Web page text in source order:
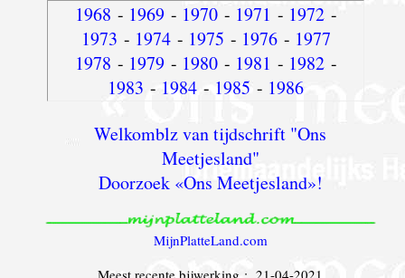
1968 - 1969- 1970- 1971 - 1972-
1973 - 1974- 1975 - 1976- 1977
1978 - 1979- 1980- 1981 - 1982-
1983 - 1984 - 1985 - 1986
Welkomblz van tijdschrift "Ons
Meetjesland"
Doorzoek «Ons Meetjesland»!
MijnPlatteLand.com
Meest recente bijwerking : 21-04-2021